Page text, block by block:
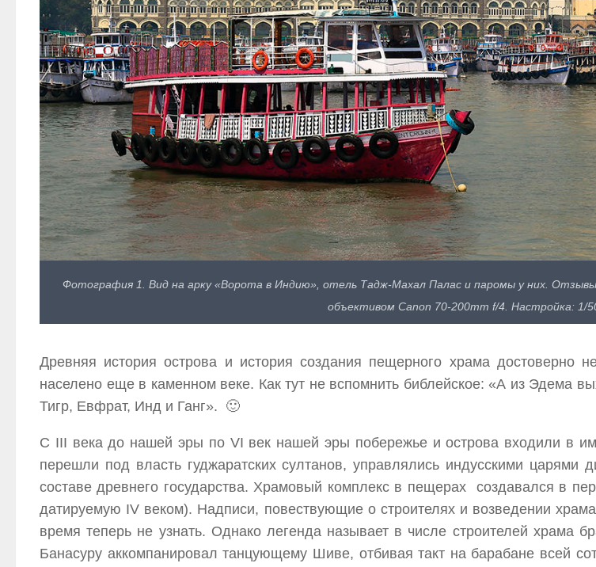
Фотография 1. Вид на арку «Ворота в Индию», отель Тадж-Махал Палас и паромы у них.
объективом Canon 70-200mm f/4. Настройка: 1/
Древняя история острова и история создания пещерного храма достоверно
населено еще в каменном веке. Как тут не вспомнить библейское: «А из Эдема
Тигр, Евфрат, Инд и Ганг». 🙂
С III века до нашей эры по VI век нашей эры побережье и острова входили в
перешли под власть гуджаратских султанов, управлялись индусскими царями
составе древнего государства. Храмовый комплекс в пещерах создавался в
датируемую IV веком). Надписи, повествующие о строителях и возведении
время теперь не узнать. Однако легенда называет в числе строителей храма
Банасуру аккомпанировал танцующему Шиве, отбивая такт на барабане всей